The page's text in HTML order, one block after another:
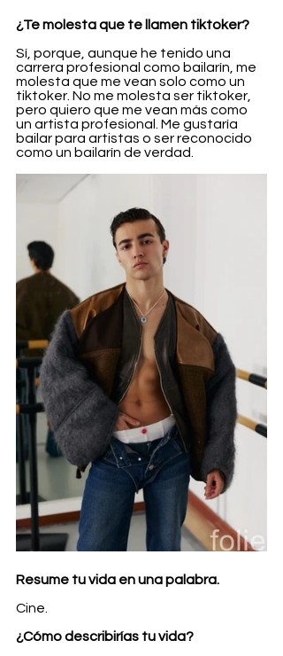
¿Te molesta que te llamen tiktoker?
Sí, porque, aunque he tenido una
carrera profesional como bailarín, me
molesta que me vean solo como un
tiktoker. No me molesta ser tiktoker,
pero quiero que me vean más como
un artista profesional. Me gustaría
bailar para artistas o ser reconocido
como un bailarín de verdad.
Resume tu vida en una palabra.
Cine.
¿Cómo describirías tu vida?